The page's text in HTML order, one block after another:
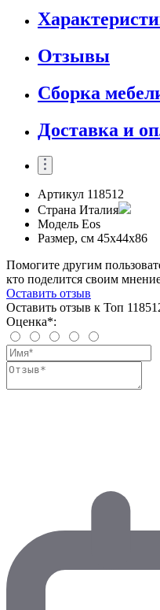
Отзывы
Сборка
Доставка и
Артикул 118512
Страна Италия
Модель Eos
Размер, см 45x44x86
Помогите другим
кто поделится своим
Оставить отзыв
Оставить отзыв к Топ
Оценка*: